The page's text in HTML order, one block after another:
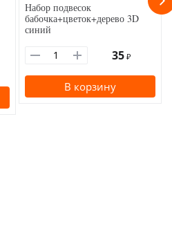
Набор подвесок
бабочка+цветок+дерево 3D
синий
35 ₽
В корзину